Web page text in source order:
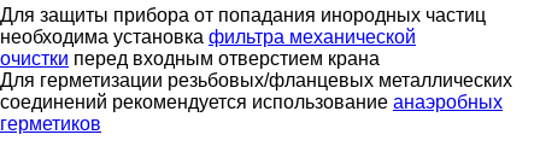
Для защиты прибора от попадания инородных частиц
необходима установка фильтра механической
очистки перед входным отверстием крана
Для герметизации резьбовых/фланцевых металлических
соединений рекомендуется использование анаэробных
герметиков